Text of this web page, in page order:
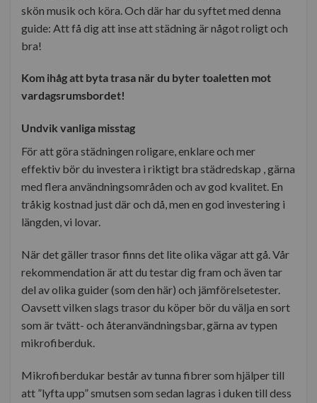
skön musik och köra. Och där har du syftet med denna
guide: Att få dig att inse att städning är något roligt och
bra!
Kom ihåg att byta trasa när du byter toaletten mot
vardagsrumsbordet!
Undvik vanliga misstag
För att göra städningen roligare, enklare och mer
effektiv bör du investera i riktigt bra städredskap , gärna
med flera användningsområden och av god kvalitet. En
tråkig kostnad just där och då, men en god investering i
längden, vi lovar.
När det gäller trasor finns det lite olika vägar att gå. Vår
rekommendation är att du testar dig fram och även tar
del av olika guider (som den här) och jämförelsetester.
Oavsett vilken slags trasor du köper bör du välja en sort
som är tvätt- och återanvändningsbar, gärna av typen
mikrofiberduk.
Mikrofiberdukar består av tunna fibrer som hjälper till
att ”lyfta upp” smutsen som sedan lagras i duken till dess